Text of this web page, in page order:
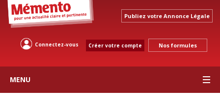
Publiez votre Annonce Légale
Connectez-vous Créer votre compte Nos formules
MENU